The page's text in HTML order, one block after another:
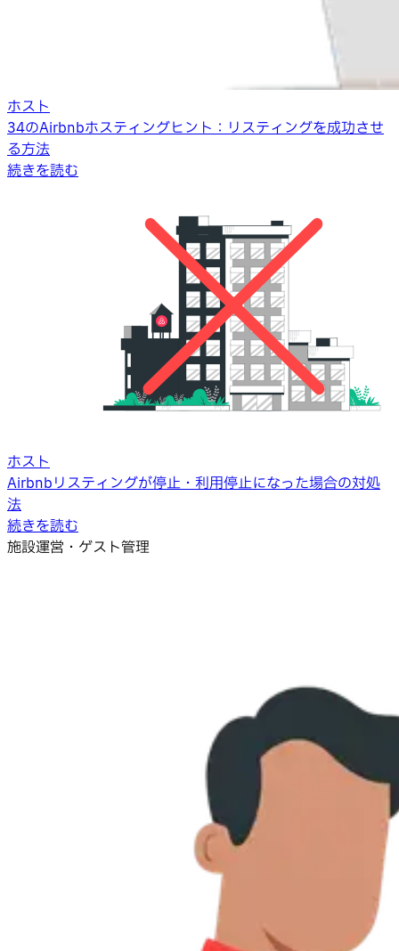
ホスト
34のAirbnbホスティングヒント：リスティングを成功させ
る方法
続きを読む
ホスト
Airbnbリスティングが停止・利用停止になった場合の対処
法
続きを読む
施設運営・ゲスト管理